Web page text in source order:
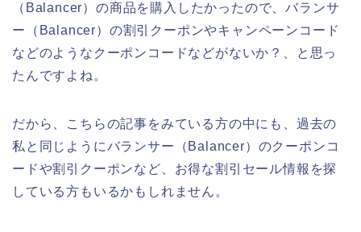
（Balancer）の商品を購入したかったので、バランサ
ー（Balancer）の割引クーポンやキャンペーンコード
などのようなクーポンコードなどがないか？、と思っ
たんですよね。
だから、こちらの記事をみている方の中にも、過去の
私と同じようにバランサー（Balancer）のクーポンコ
ードや割引クーポンなど、お得な割引セール情報を探
している方もいるかもしれません。